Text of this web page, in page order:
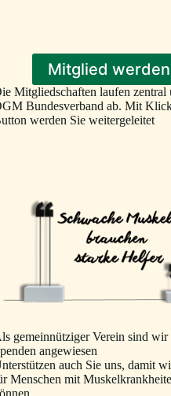
Mitglied werden
Mitgliedschaften laufen zentral
Bundesverband ab. Mit
werden Sie weitergeleitet
gemeinnütziger Verein sind wir
angewiesen
auch Sie uns, damit
Menschen mit